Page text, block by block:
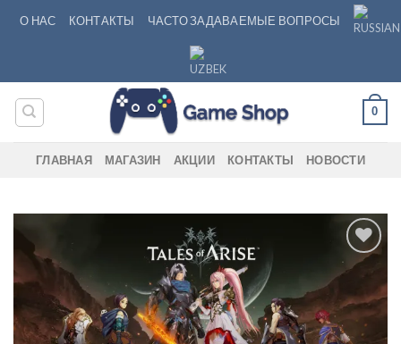
О НАС КОНТАКТЫ ЧАСТО ЗАДАВАЕМЫЕ ВОПРОСЫ
0
ГЛАВНАЯ МАГАЗИН АКЦИИ КОНТАКТЫ НОВОСТИ
Add to